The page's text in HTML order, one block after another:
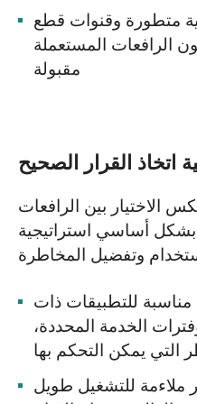
متطورة وقنوات قطع
الرافعات المستعملة
مقبولة
اتخاذ القرار الصحيح
الاختيار بين الرافعات
بشكل أساسي استراتيجية
مناسبة للتطبيقات ذات
الخدمة المحددة،
ملاءمة للتشغيل طويل